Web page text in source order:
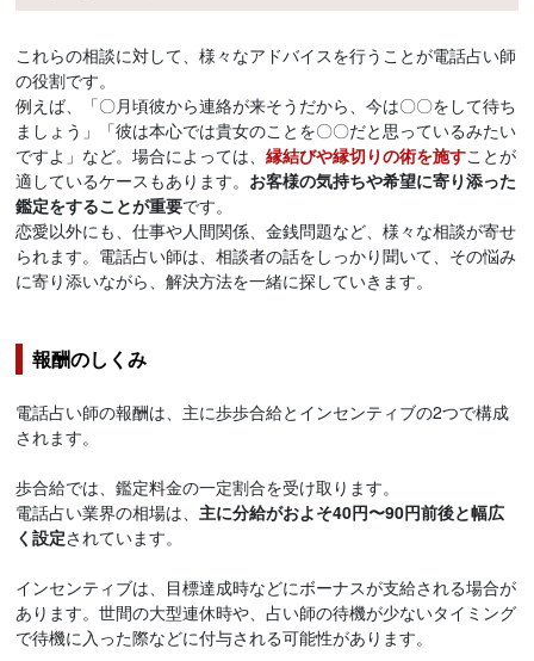
これらの相談に対して、様々なアドバイスを行うことが電話占い師
の役割です。
例えば、「〇月頃彼から連絡が来そうだから、今は〇〇をして待ち
ましょう」「彼は本心では貴女のことを〇〇だと思っているみたい
ですよ」など。場合によっては、縁結びや縁切りの術を施すことが
適しているケースもあります。 お客様の気持ちや希望に寄り添った
鑑定をすることが重要です。
恋愛以外にも、仕事や人間関係、金銭問題など、様々な相談が寄せ
られます。電話占い師は、相談者の話をしっかり聞いて、その悩み
に寄り添いながら、解決方法を一緒に探していきます。
報酬のしくみ
電話占い師の報酬は、主に歩歩合給とインセンティブの2つで構成
されます。
歩合給では、鑑定料金の一定割合を受け取ります。
電話占い業界の相場は、主に分給がおよそ40円〜90円前後と幅広
く設定されています。
インセンティブは、目標達成時などにボーナスが支給される場合が
あります。世間の大型連休時や、占い師の待機が少ないタイミング
で待機に入った際などに付与される可能性があります。